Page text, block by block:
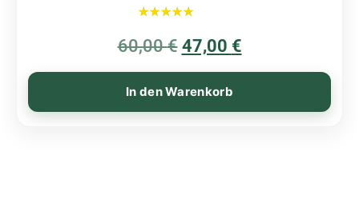
5.00
von 5
60,00€ 47,00 €
In den Warenkorb